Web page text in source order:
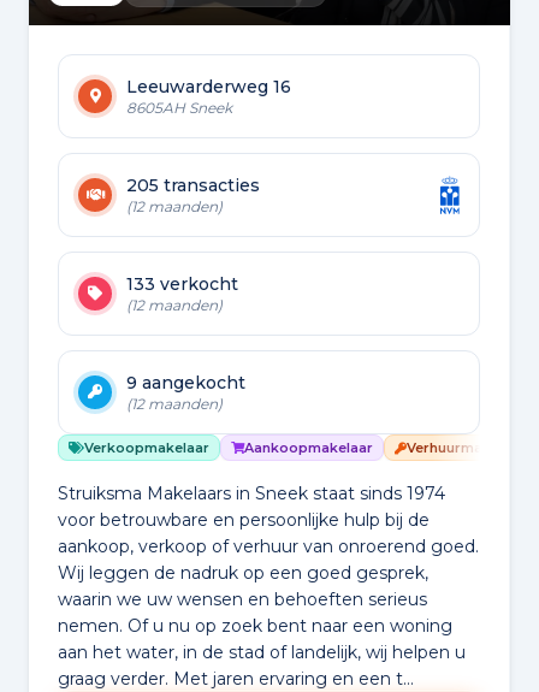
Leeuwarderweg 16
8605AH Sneek
205 transacties
(12 maanden)
133 verkocht
(12 maanden)
9 aangekocht
(12 maanden)
Verkoopmakelaar Aankoopmakelaar Verhuurmakelaar
Struiksma Makelaars in Sneek staat sinds 1974
voor betrouwbare en persoonlijke hulp bij de
aankoop, verkoop of verhuur van onroerend goed.
Wij leggen de nadruk op een goed gesprek,
waarin we uw wensen en behoeften serieus
nemen. Of u nu op zoek bent naar een woning
aan het water, in de stad of landelijk, wij helpen u
graag verder. Met jaren ervaring en een t...